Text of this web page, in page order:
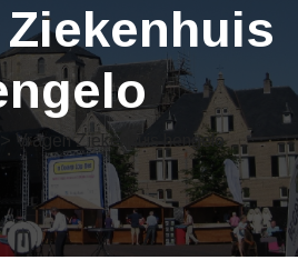
> Vragen Ziekenhuis hengelo